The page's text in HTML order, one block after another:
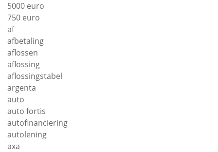
5000 euro
750 euro
af
afbetaling
aflossen
aflossing
aflossingstabel
argenta
auto
auto fortis
autofinanciering
autolening
axa